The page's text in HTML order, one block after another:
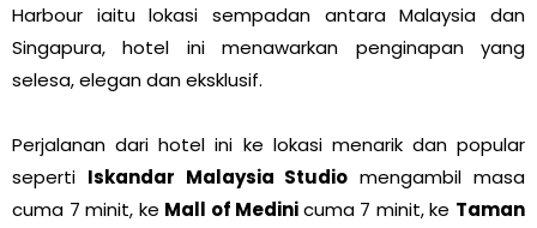
Harbour iaitu lokasi sempadan antara Malaysia dan
Singapura, hotel ini menawarkan penginapan yang
selesa, elegan dan eksklusif.
Perjalanan dari hotel ini ke lokasi menarik dan popular
seperti Iskandar Malaysia Studio mengambil masa
cuma 7 minit, ke Mall of Medinicuma 7 minit, ke Taman